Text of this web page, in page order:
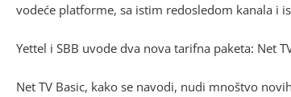
vodeće platforme, sa istim redosledom kanala i
Yettel i SBB uvode dva nova tarifna paketa: Net
Net TV Basic, kako se navodi, nudi mnoštvo